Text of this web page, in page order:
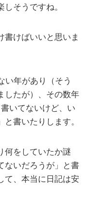
そうですね。
書けばいいと思いま
い年があり（そう
したが）、その数年
いてないけど、い
書いたりします。
何をしていたか謎
ないだろうが」と書
て、本当に日記は安